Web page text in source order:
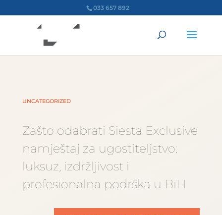
033 657 892
UNCATEGORIZED
Zašto odabrati Siesta Exclusive
namještaj za ugostiteljstvo:
luksuz, izdržljivost i
profesionalna podrška u BiH